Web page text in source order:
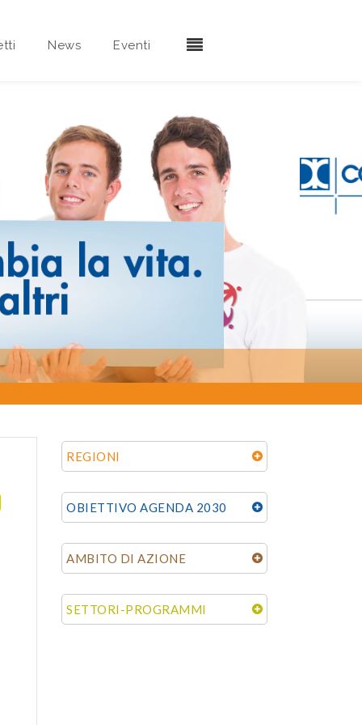
News Eventi
REGIONI
OBIETTIVO AGENDA 2030
AMBITO DI AZIONE
SETTORI-PROGRAMMI